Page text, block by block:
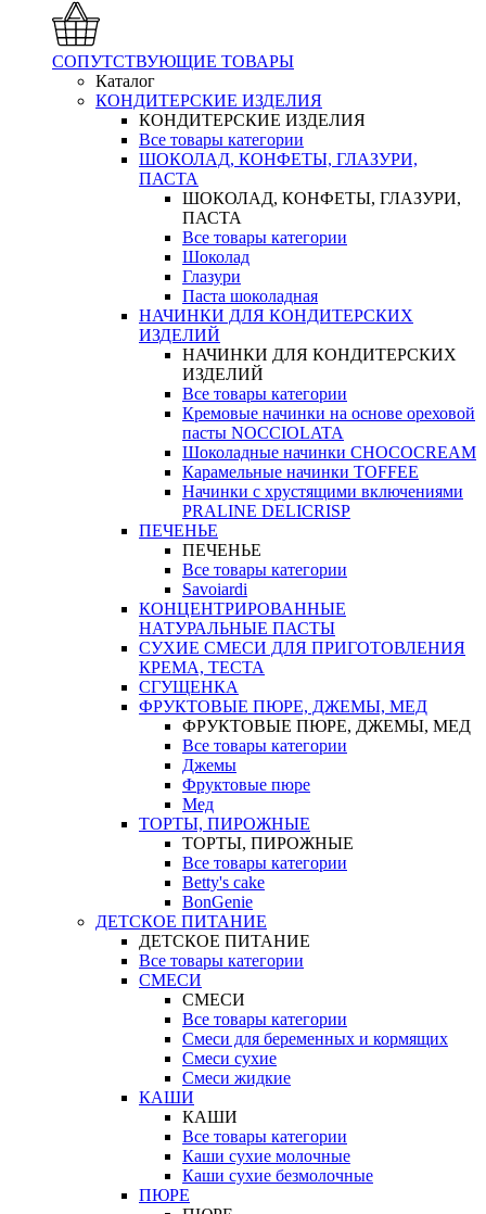
СОПУТСТВУЮЩИЕ ТОВАРЫ
Каталог
КОНДИТЕРСКИЕ ИЗДЕЛИЯ
КОНДИТЕРСКИЕ ИЗДЕЛИЯ
Все товары категории
ШОКОЛАД, КОНФЕТЫ, ГЛАЗУРИ,
ПАСТА
ШОКОЛАД, КОНФЕТЫ, ГЛАЗУРИ,
ПАСТА
Все товары категории
Шоколад
Глазури
Паста шоколадная
НАЧИНКИ ДЛЯ КОНДИТЕРСКИХ
ИЗДЕЛИЙ
НАЧИНКИ ДЛЯ КОНДИТЕРСКИХ
ИЗДЕЛИЙ
Все товары категории
Кремовые начинки на основе ореховой
пасты NOCCIOLATA
Шоколадные начинки CHOCOCREAM
Карамельные начинки TOFFEE
Начинки с хрустящими включениями
PRALINE DELICRISP
ПЕЧЕНЬЕ
ПЕЧЕНЬЕ
Все товары категории
Savoiardi
КОНЦЕНТРИРОВАННЫЕ
НАТУРАЛЬНЫЕ ПАСТЫ
СУХИЕ СМЕСИ ДЛЯ ПРИГОТОВЛЕНИЯ
КРЕМА, ТЕСТА
СГУЩЕНКА
ФРУКТОВЫЕ ПЮРЕ, ДЖЕМЫ, МЕД
ФРУКТОВЫЕ ПЮРЕ, ДЖЕМЫ, МЕД
Все товары категории
Джемы
Фруктовые пюре
Мед
ТОРТЫ, ПИРОЖНЫЕ
ТОРТЫ, ПИРОЖНЫЕ
Все товары категории
Betty's cake
BonGenie
ДЕТСКОЕ ПИТАНИЕ
ДЕТСКОЕ ПИТАНИЕ
Все товары категории
СМЕСИ
СМЕСИ
Все товары категории
Смеси для беременных и кормящих
Смеси сухие
Смеси жидкие
КАШИ
КАШИ
Все товары категории
Каши сухие молочные
Каши сухие безмолочные
ПЮРЕ